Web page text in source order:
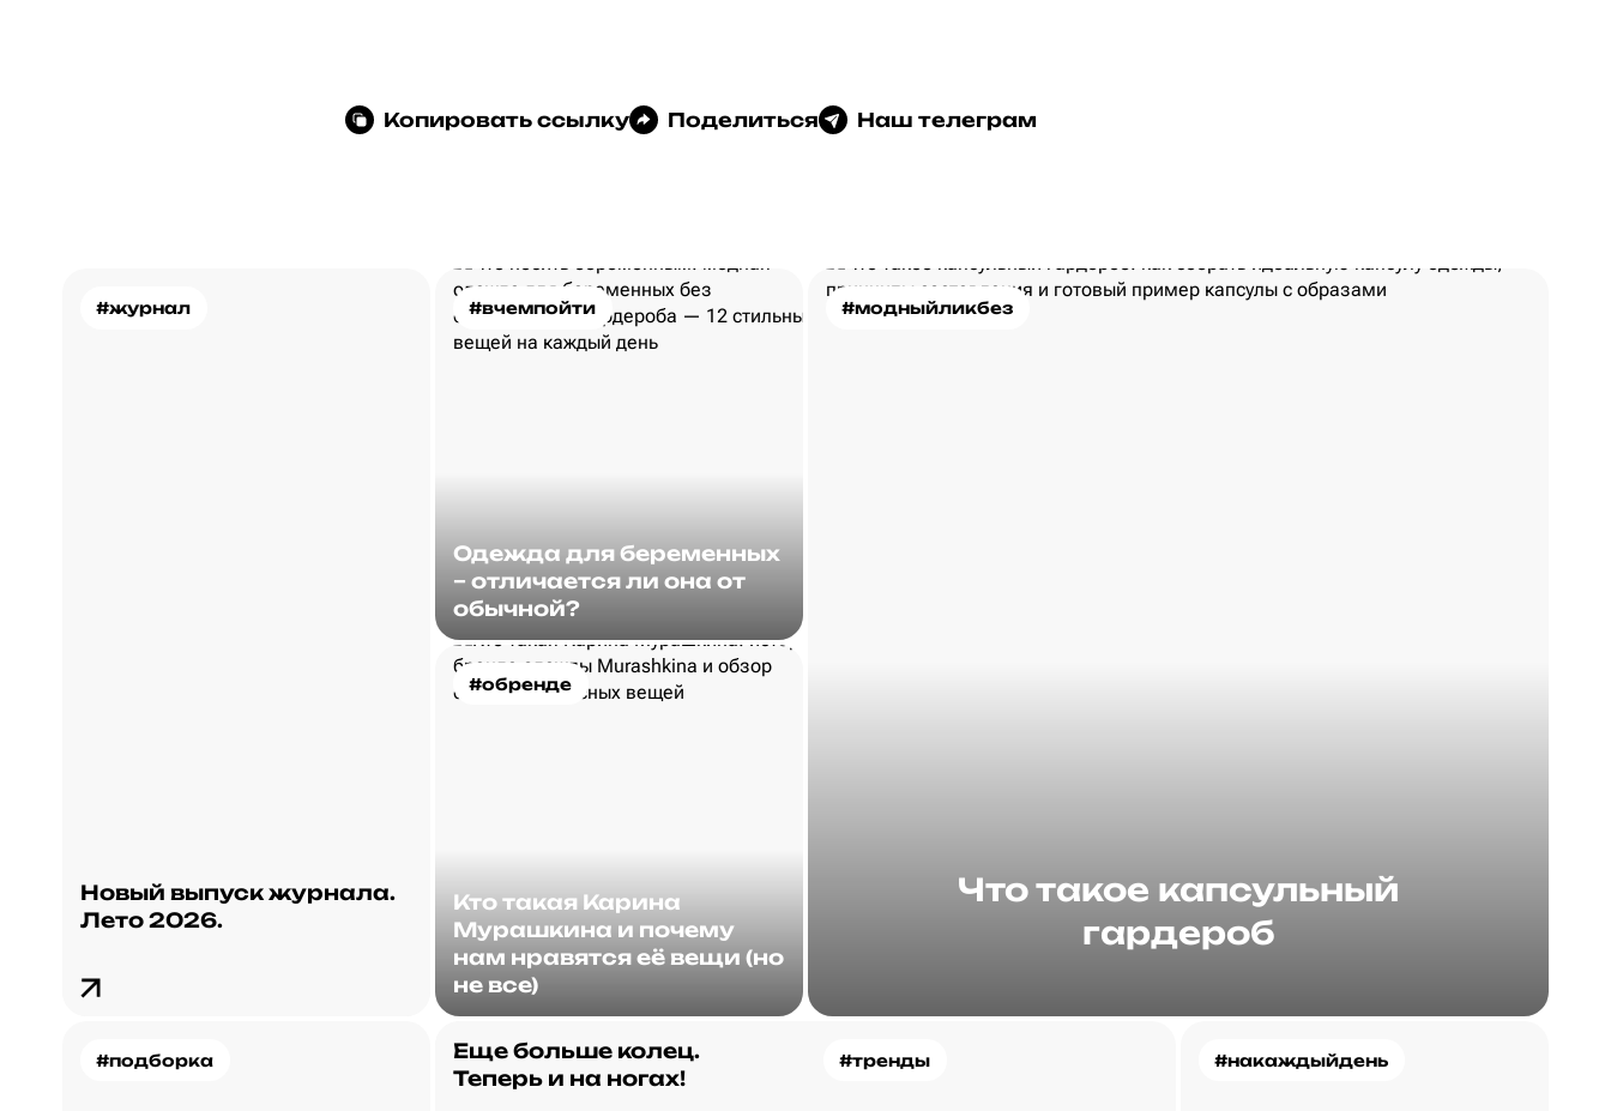
Копировать ссылку Поделиться Наш телеграм
#журнал
Новый выпуск журнала.
Лето 2026.
#вчемпойти
Одежда для беременных
– отличается ли она от
обычной?
#модныйликбез
Что такое капсульный
гардероб
#обренде
Кто такая Карина
Мурашкина и почему
нам нравятся её вещи (но
не все)
#подборка #тренды
Еще больше колец.
Теперь и на ногах!
#накаждыйдень